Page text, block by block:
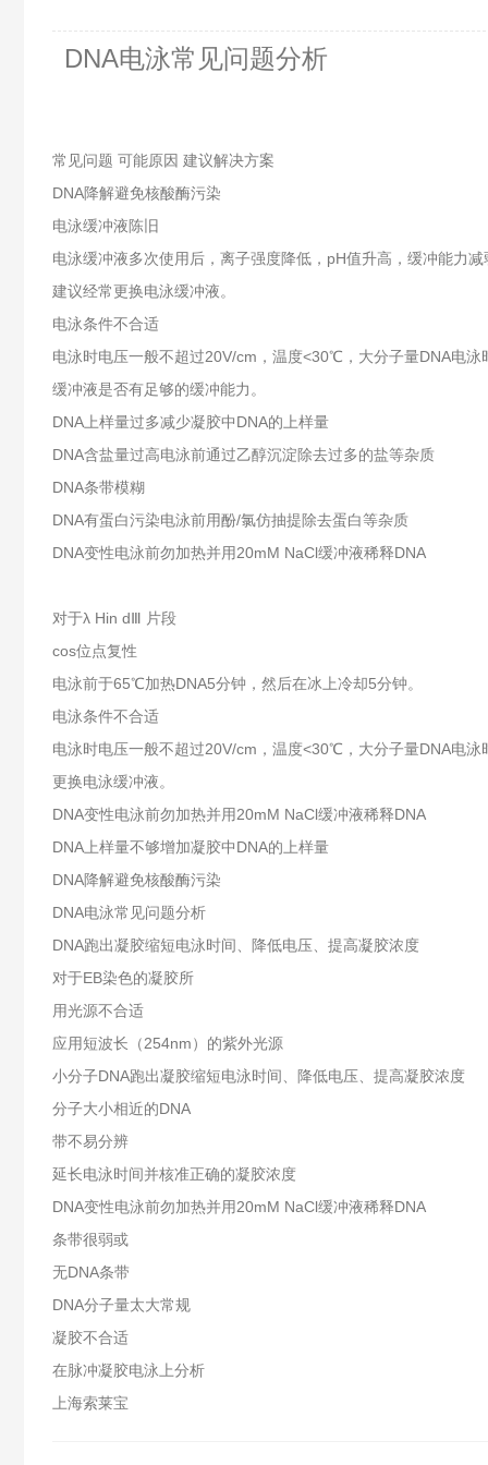
DNA电泳常见问题分析
常见问题 可能原因 建议解决方案
DNA降解避免核酸酶污染
电泳缓冲液陈旧
电泳缓冲液多次使用后，离子强度降低，pH值升高，缓冲能力
建议经常更换电泳缓冲液。
电泳条件不合适
电泳时电压一般不超过20V/cm，温度<30℃，大分子量DNA电
缓冲液是否有足够的缓冲能力。
DNA上样量过多减少凝胶中DNA的上样量
DNA含盐量过高电泳前通过乙醇沉淀除去过多的盐等杂质
DNA条带模糊
DNA有蛋白污染电泳前用酚/氯仿抽提除去蛋白等杂质
DNA变性电泳前勿加热并用20mM NaCl缓冲液稀释DNA
对于λ Hin dⅢ 片段
cos位点复性
电泳前于65℃加热DNA5分钟，然后在冰上冷却5分钟。
电泳条件不合适
电泳时电压一般不超过20V/cm，温度<30℃，大分子量DNA电
更换电泳缓冲液。
DNA变性电泳前勿加热并用20mM NaCl缓冲液稀释DNA
DNA上样量不够增加凝胶中DNA的上样量
DNA降解避免核酸酶污染
DNA电泳常见问题分析
DNA跑出凝胶缩短电泳时间、降低电压、提高凝胶浓度
对于EB染色的凝胶所
用光源不合适
应用短波长（254nm）的紫外光源
小分子DNA跑出凝胶缩短电泳时间、降低电压、提高凝胶浓度
分子大小相近的DNA
带不易分辨
延长电泳时间并核准正确的凝胶浓度
DNA变性电泳前勿加热并用20mM NaCl缓冲液稀释DNA
条带很弱或
无DNA条带
DNA分子量太大常规
凝胶不合适
在脉冲凝胶电泳上分析
上海索莱宝